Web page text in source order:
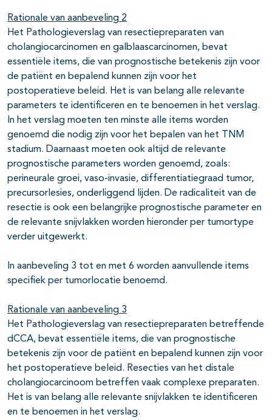
Rationale van aanbeveling 2
Het Pathologieverslag van resectiepreparaten van
cholangiocarcinomen en galblaascarcinomen, bevat
essentiële items, die van prognostische betekenis zijn voor
de patiënt en bepalend kunnen zijn voor het
postoperatieve beleid. Het is van belang alle relevante
parameters te identificeren en te benoemen in het verslag.
In het verslag moeten ten minste alle items worden
genoemd die nodig zijn voor het bepalen van het TNM
stadium. Daarnaast moeten ook altijd de relevante
prognostische parameters worden genoemd, zoals:
perineurale groei, vaso-invasie, differentiatiegraad tumor,
precursorlesies, onderliggend lijden. De radicaliteit van de
resectie is ook een belangrijke prognostische parameter en
de relevante snijvlakken worden hieronder per tumortype
verder uitgewerkt.
In aanbeveling 3 tot en met 6 worden aanvullende items
specifiek per tumorlocatie benoemd.
Rationale van aanbeveling 3
Het Pathologieverslag van resectiepreparaten betreffende
dCCA, bevat essentiële items, die van prognostische
betekenis zijn voor de patiënt en bepalend kunnen zijn voor
het postoperatieve beleid. Resecties van het distale
cholangiocarcinoom betreffen vaak complexe preparaten.
Het is van belang alle relevante snijvlakken te identificeren
en te benoemen in het verslag.